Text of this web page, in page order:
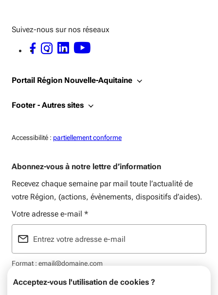
Acceptez-vous l'utilisation de cookies ?
Suivez-nous sur nos réseaux
FACEBOOK - OUVERTURE DANS UNE NOUVELLE FENÊTRE
INSTAGRAM - OUVERTURE DANS UNE NOUVELLE FENÊTRE
LINKEDIN - OUVERTURE DANS UNE NOUVELLE FENÊTRE
YOUTUBE - OUVERTURE DANS UNE NOUVELLE FENÊTRE
Portail Région Nouvelle-Aquitaine
Footer - Autres sites
Accessibilité : Accessiblité:
partiellement conforme
Abonnez-vous à notre lettre d’information
Recevez chaque semaine par mail toute l’actualité de
votre Région, (actions, évènements, dispositifs d’aides).
Votre adresse e-mail *
Format : email@domaine.com